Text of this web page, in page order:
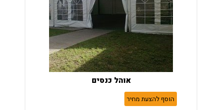
אוהל כנסים
הוסף להצעת מחיר